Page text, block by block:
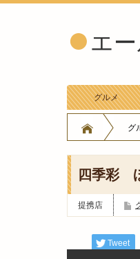
エ
グルメ
グ
四季彩
提携店
Tweet